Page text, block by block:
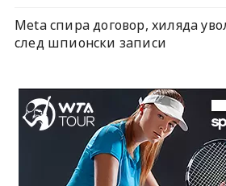
Meta спира договор, хиляда
след шпионски записи